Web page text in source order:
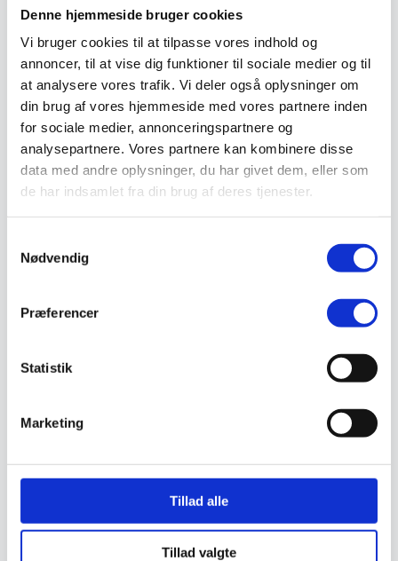
Denne hjemmeside bruger cookies
Vi bruger cookies til at tilpasse vores indhold og
annoncer, til at vise dig funktioner til sociale medier og til
at analysere vores trafik. Vi deler også oplysninger om
din brug af vores hjemmeside med vores partnere inden
for sociale medier, annonceringspartnere og
analysepartnere. Vores partnere kan kombinere disse
data med andre oplysninger, du har givet dem, eller som
de har indsamlet fra din brug af deres tjenester.
Nødvendig
Præferencer
Statistik
Marketing
Tillad alle
Tillad valgte
Handsker
Kemi håndtering
Plejeprodukter
Sikkerhedsfodtøj
Såler
Sandal
Sko
Støvler
Støvlet
Valg af sikkerhedssko
Skadedyrsbekæmpelse
Stiger
Skilte
Trafikspejle
Vejbump
Vejmarkering
Vejmaling